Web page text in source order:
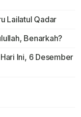
Lailatul Qadar
Benarkah?
Ini, 6 Desember